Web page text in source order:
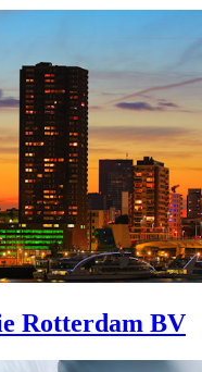
Rotterdam BV